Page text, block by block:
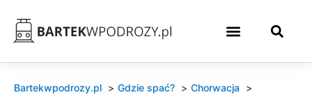
Bartekwpodrozy.pl Gdzie spać? Chorwacja